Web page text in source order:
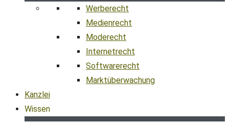
Werberecht
Medienrecht
Moderecht
Internetrecht
Softwarerecht
Marktüberwachung
Kanzlei
Wissen